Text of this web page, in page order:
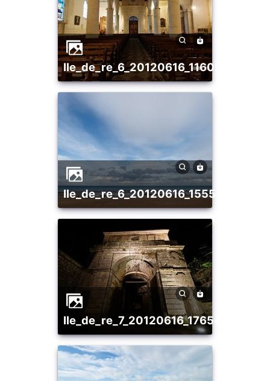
ile_de_re_6_20120616_1160518569
ile_de_re_6_20120616_1555163807
ile_de_re_7_20120616_1765422232